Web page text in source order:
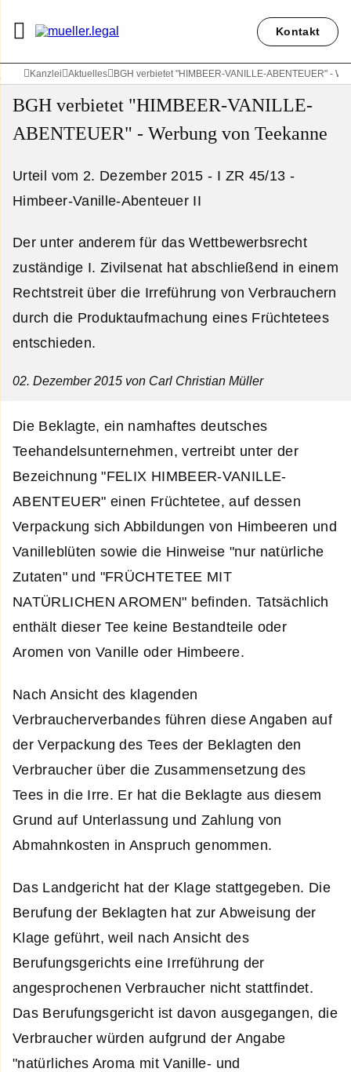
Kontakt
Kanzlei Aktuelles BGH verbietet "HIMBEER-VANILLE-ABENTEUER" -
BGH verbietet "HIMBEER-VANILLE-
ABENTEUER" - Werbung von Teekanne
Urteil vom 2. Dezember 2015 - I ZR 45/13 -
Himbeer-Vanille-Abenteuer II
Der unter anderem für das Wettbewerbsrecht
zuständige I. Zivilsenat hat abschließend in einem
Rechtstreit über die Irreführung von Verbrauchern
durch die Produktaufmachung eines Früchtetees
entschieden.
02. Dezember 2015 von Carl Christian Müller
Die Beklagte, ein namhaftes deutsches
Teehandelsunternehmen, vertreibt unter der
Bezeichnung "FELIX HIMBEER-VANILLE-
ABENTEUER" einen Früchtetee, auf dessen
Verpackung sich Abbildungen von Himbeeren und
Vanilleblüten sowie die Hinweise "nur natürliche
Zutaten" und "FRÜCHTETEE MIT
NATÜRLICHEN AROMEN" befinden. Tatsächlich
enthält dieser Tee keine Bestandteile oder
Aromen von Vanille oder Himbeere.
Nach Ansicht des klagenden
Verbraucherverbandes führen diese Angaben auf
der Verpackung des Tees der Beklagten den
Verbraucher über die Zusammensetzung des
Tees in die Irre. Er hat die Beklagte aus diesem
Grund auf Unterlassung und Zahlung von
Abmahnkosten in Anspruch genommen.
Das Landgericht hat der Klage stattgegeben. Die
Berufung der Beklagten hat zur Abweisung der
Klage geführt, weil nach Ansicht des
Berufungsgerichts eine Irreführung der
angesprochenen Verbraucher nicht stattfindet.
Das Berufungsgericht ist davon ausgegangen, die
Verbraucher würden aufgrund der Angabe
"natürliches Aroma mit Vanille- und